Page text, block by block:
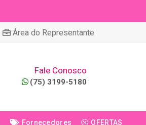
Área do Representante
Fale Conosco
(75) 3199-5180
Fornecedores OFERTAS